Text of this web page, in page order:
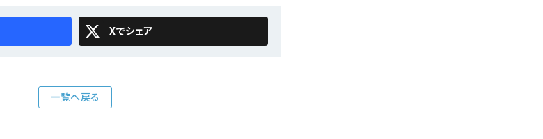
X
一覧へ戻る